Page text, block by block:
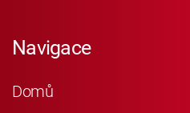
Navigace
Domů